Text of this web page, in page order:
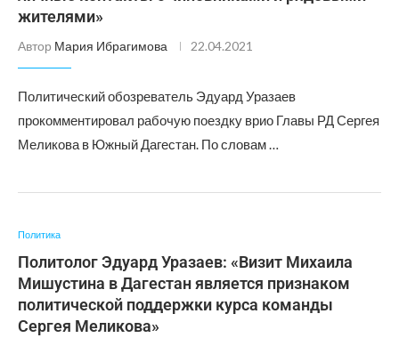
жителями»
Автор Мария Ибрагимова 22.04.2021
Политический обозреватель Эдуард Уразаев
прокомментировал рабочую поездку врио Главы РД Сергея
Меликова в Южный Дагестан. По словам …
Политика
Политолог Эдуард Уразаев: «Визит Михаила
Мишустина в Дагестан является признаком
политической поддержки курса команды
Сергея Меликова»